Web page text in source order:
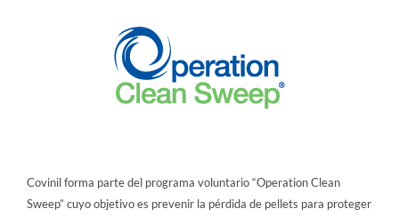
Covinil forma parte del programa voluntario “Operation Clean
Sweep” cuyo objetivo es prevenir la pérdida de pellets para proteger